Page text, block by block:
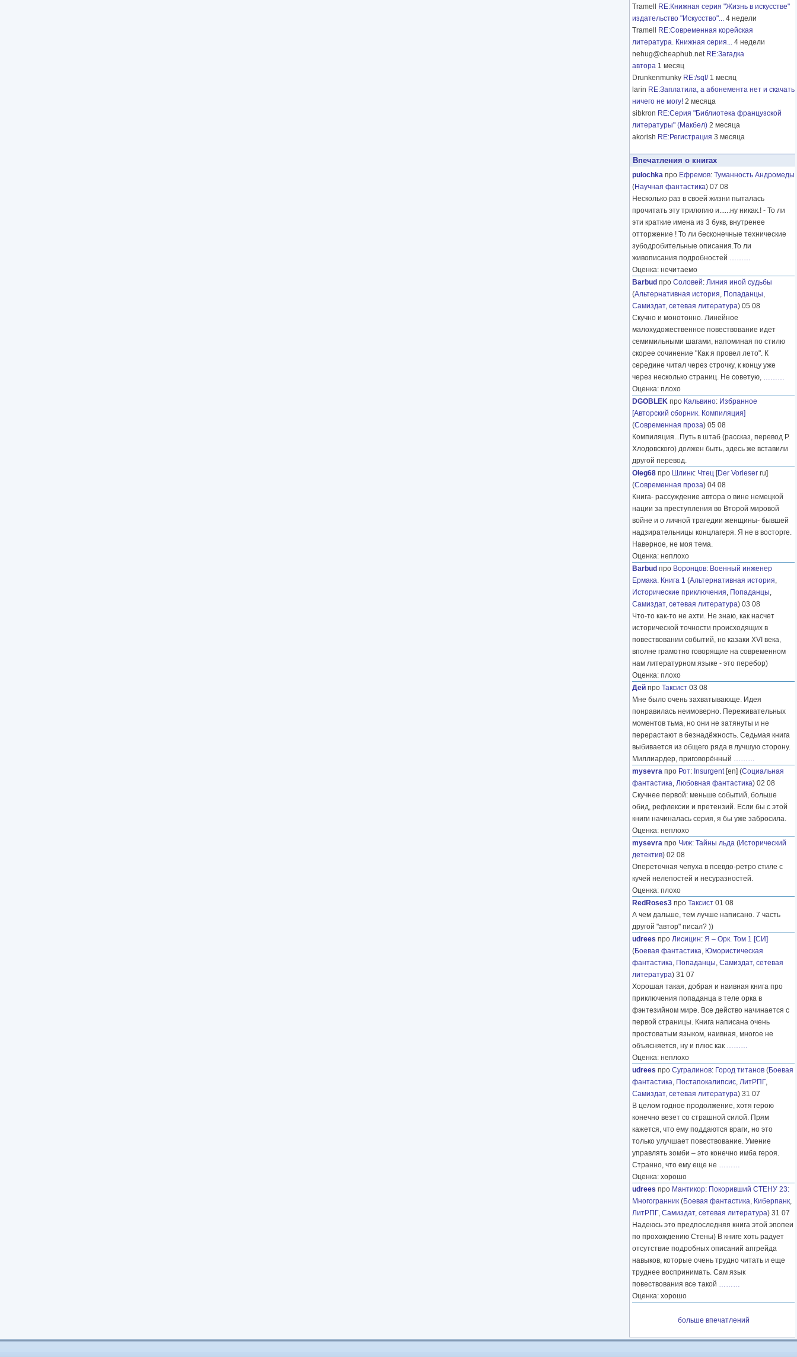
Tramell
RE:Книжная серия "Жизнь в искусстве"
издательство "Искусство"... 4 недели
Tramell
RE:Современная корейская
литература. Книжная серия... 4 недели
nehug@cheaphub.net RE:Загадка
автора 1 месяц
Drunkenmunky RE:/sql/ 1 месяц
larin RE:Заплатила, а абонемента нет и скачать
ничего не могу! 2 месяца
sibkron RE:Серия "Библиотека французской
литературы" (Макбел) 2 месяца
akorish RE:Регистрация 3 месяца
Впечатления о книгах
pulochka про Ефремов: Туманность Андромеды
(Научная фантастика) 07 08
Несколько раз в своей жизни пыталась
прочитать эту трилогию и......ну никак.! - То ли
эти краткие имена из 3 букв, внутренее
отторжение ! То ли бесконечные технические
зубодробительные описания.То ли
живописания подробностей ………
Оценка: нечитаемо
Barbud про Соловей: Линия иной судьбы
(Альтернативная история, Попаданцы,
Самиздат, сетевая литература) 05 08
Скучно и монотонно. Линейное
малохудожественное повествование идет
семимильными шагами, напоминая по стилю
скорее сочинение "Как я провел лето". К
середине читал через строчку, к концу уже
через несколько страниц. Не советую, ………
Оценка: плохо
DGOBLEK про Кальвино: Избранное
[Авторский сборник. Компиляция]
(Современная проза) 05 08
Компиляция...Путь в штаб (рассказ, перевод Р.
Хлодовского) должен быть, здесь же вставили
другой перевод.
Oleg68 про Шлинк: Чтец [Der Vorleser ru]
(Современная проза) 04 08
Книга- рассуждение автора о вине немецкой
нации за преступления во Второй мировой
войне и о личной трагедии женщины- бывшей
надзирательницы концлагеря. Я не в восторге.
Наверное, не моя тема.
Оценка: неплохо
Barbud про Воронцов: Военный инженер
Ермака. Книга 1 (Альтернативная история,
Исторические приключения, Попаданцы,
Самиздат, сетевая литература) 03 08
Что-то как-то не ахти. Не знаю, как насчет
исторической точности происходящих в
повествовании событий, но казаки XVI века,
вполне грамотно говорящие на современном
нам литературном языке - это перебор)
Оценка: плохо
Дей про Таксист 03 08
Мне было очень захватывающе. Идея
понравилась неимоверно. Переживательных
моментов тьма, но они не затянуты и не
перерастают в безнадёжность. Седьмая книга
выбивается из общего ряда в лучшую сторону.
Миллиардер, приговорённый ………
mysevra про Рот: Insurgent[en] (Социальная
фантастика, Любовная фантастика) 02 08
Скучнее первой: меньше событий, больше
обид, рефлексии и претензий. Если бы с этой
книги начиналась серия, я бы уже забросила.
Оценка: неплохо
mysevra про Чиж: Тайны льда (Исторический
детектив) 02 08
Опереточная чепуха в псевдо-ретро стиле с
кучей нелепостей и несуразностей.
Оценка: плохо
RedRoses3 про Таксист 01 08
А чем дальше, тем лучше написано. 7 часть
другой "автор" писал? ))
udrees про Лисицин: Я – Орк. Том 1 [СИ]
(Боевая фантастика, Юмористическая
фантастика, Попаданцы, Самиздат, сетевая
литература) 31 07
Хорошая такая, добрая и наивная книга про
приключения попаданца в теле орка в
фэнтезийном мире. Все действо начинается с
первой страницы. Книга написана очень
простоватым языком, наивная, многое не
объясняется, ну и плюс как ………
Оценка: неплохо
udrees про Сугралинов: Город титанов (Боевая
фантастика, Постапокалипсис, ЛитРПГ,
Самиздат, сетевая литература) 31 07
В целом годное продолжение, хотя герою
конечно везет со страшной силой. Прям
кажется, что ему поддаются враги, но это
только улучшает повествование. Умение
управлять зомби – это конечно имба героя.
Странно, что ему еще не ………
Оценка: хорошо
udrees про Мантикор: Покоривший СТЕНУ 23:
Многогранник (Боевая фантастика, Киберпанк,
ЛитРПГ, Самиздат, сетевая литература) 31 07
Надеюсь это предпоследняя книга этой эпопеи
по прохождению Стены) В книге хоть радует
отсутствие подробных описаний апгрейда
навыков, которые очень трудно читать и еще
труднее воспринимать. Сам язык
повествования все такой ………
Оценка: хорошо
больше впечатлений